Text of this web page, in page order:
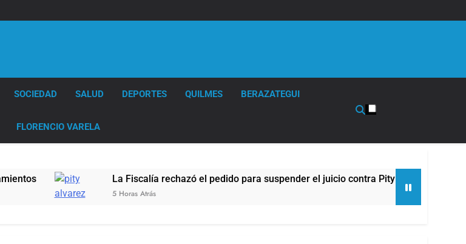
SOCIEDAD SALUD DEPORTES QUILMES BERAZATEGUI
FLORENCIO VARELA
La Fiscalía rechazó el pedido para suspender el juicio contra Pity Alvarez
5 Horas Atrás